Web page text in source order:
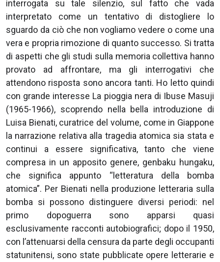
interrogata su tale silenzio, sul fatto che vada
interpretato come un tentativo di distogliere lo
sguardo da ciò che non vogliamo vedere o come una
vera e propria rimozione di quanto successo. Si tratta
di aspetti che gli studi sulla memoria collettiva hanno
provato ad affrontare, ma gli interrogativi che
attendono risposta sono ancora tanti. Ho letto quindi
con grande interesse La pioggia nera di Ibuse Masuji
(1965-1966), scoprendo nella bella introduzione di
Luisa Bienati, curatrice del volume, come in Giappone
la narrazione relativa alla tragedia atomica sia stata e
continui a essere significativa, tanto che viene
compresa in un apposito genere, genbaku hungaku,
che significa appunto “letteratura della bomba
atomica”. Per Bienati nella produzione letteraria sulla
bomba si possono distinguere diversi periodi: nel
primo dopoguerra sono apparsi quasi
esclusivamente racconti autobiografici; dopo il 1950,
con l’attenuarsi della censura da parte degli occupanti
statunitensi, sono state pubblicate opere letterarie e